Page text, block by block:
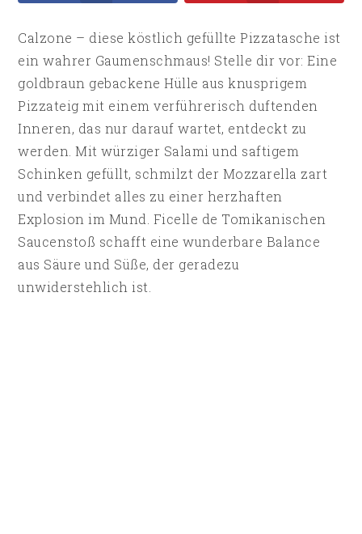
Calzone – diese köstlich gefüllte Pizzatasche ist
ein wahrer Gaumenschmaus! Stelle dir vor: Eine
goldbraun gebackene Hülle aus knusprigem
Pizzateig mit einem verführerisch duftenden
Inneren, das nur darauf wartet, entdeckt zu
werden. Mit würziger Salami und saftigem
Schinken gefüllt, schmilzt der Mozzarella zart
und verbindet alles zu einer herzhaften
Explosion im Mund. Ficelle de Tomikanischen
Saucenstoß schafft eine wunderbare Balance
aus Säure und Süße, der geradezu
unwiderstehlich ist.